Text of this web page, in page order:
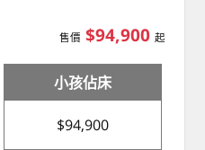
售價 $94,900 起
小孩佔床
$94,900